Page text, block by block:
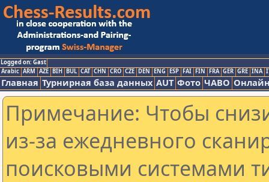
Logged on: Gast
Arabic ARM AZE BIH BUL CAT CHN CRO CZE DEN ENG ESP FAI FIN FRA GER GRE INA
Главная Турнирная база данных AUT Фото ЧАВО
Примечание: Чтобы
из-за ежедневного
поисковыми системами